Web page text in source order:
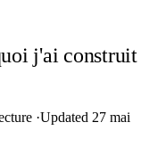
j'ai construit
·Updated 27 mai